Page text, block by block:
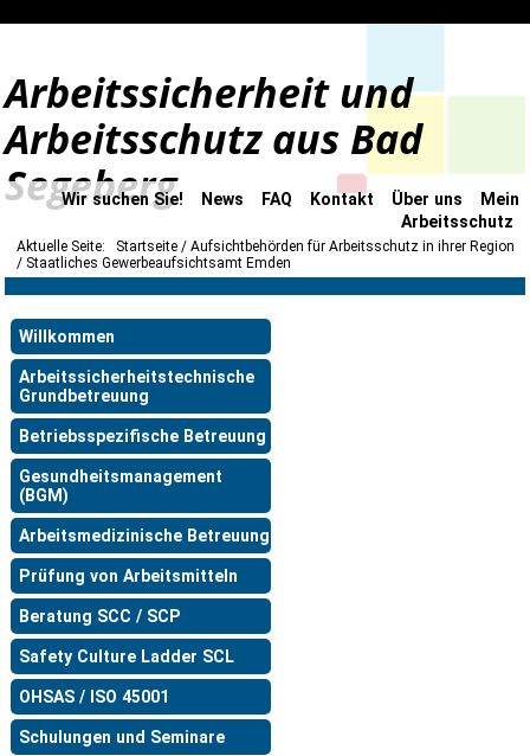
Arbeitssicherheit und
Arbeitsschutz aus Bad
Segeberg
Wir suchen Sie! News FAQ Kontakt Über uns
Mein
Arbeitsschutz
Aktuelle Seite: Startseite
Aufsichtbehörden für Arbeitsschutz in ihrer Region
Staatliches Gewerbeaufsichtsamt Emden
Willkommen
Arbeitssicherheitstechnische
Grundbetreuung
Betriebsspezifische Betreuung
Gesundheitsmanagement
(BGM)
Arbeitsmedizinische Betreuung
Prüfung von Arbeitsmitteln
Beratung SCC / SCP
Safety Culture Ladder SCL
OHSAS / ISO 45001
Schulungen und Seminare